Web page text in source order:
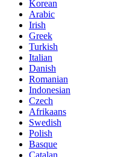
Korean
Arabic
Irish
Greek
Turkish
Italian
Danish
Romanian
Indonesian
Czech
Afrikaans
Swedish
Polish
Basque
Catalan